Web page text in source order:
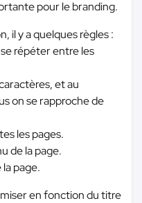
pour le branding.
il y a quelques règles :
répéter entre les
et au
on se rapproche de
les pages.
de la page.
page.
en fonction du titre